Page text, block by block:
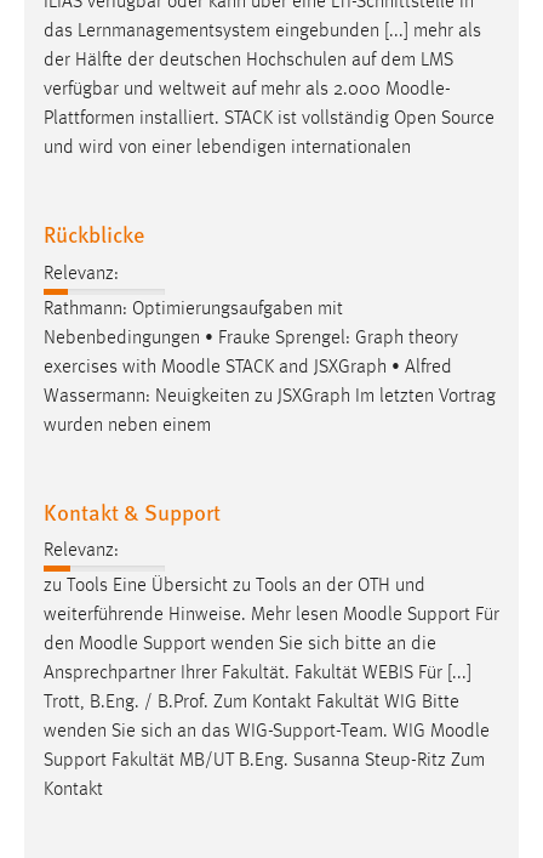
das Lernmanagementsystem eingebunden [...] mehr als
der Hälfte der deutschen Hochschulen auf dem LMS
verfügbar und weltweit auf mehr als 2.000 Moodle-
Plattformen installiert. STACK ist vollständig Open Source
und wird von einer lebendigen internationalen
Rückblicke
Relevanz:
Rathmann: Optimierungsaufgaben mit
Nebenbedingungen • Frauke Sprengel: Graph theory
exercises with Moodle STACK and JSXGraph • Alfred
Wassermann: Neuigkeiten zu JSXGraph Im letzten Vortrag
wurden neben einem
Kontakt & Support
Relevanz:
zu Tools Eine Übersicht zu Tools an der OTH und
weiterführende Hinweise. Mehr lesen Moodle Support Für
den Moodle Support wenden Sie sich bitte an die
Ansprechpartner Ihrer Fakultät. Fakultät WEBIS Für [...]
Trott, B.Eng. / B.Prof. Zum Kontakt Fakultät WIG Bitte
wenden Sie sich an das WIG-Support-Team. WIG Moodle
Support Fakultät MB/UT B.Eng. Susanna Steup-Ritz Zum
Kontakt